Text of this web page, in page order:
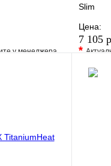
у менеджера
Slim
Цена:
7 105
*
В